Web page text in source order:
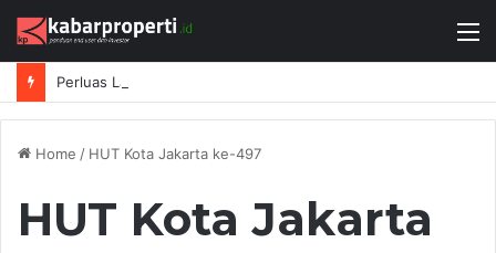
Home / HUT Kota Jakarta ke-497
HUT Kota Jakarta